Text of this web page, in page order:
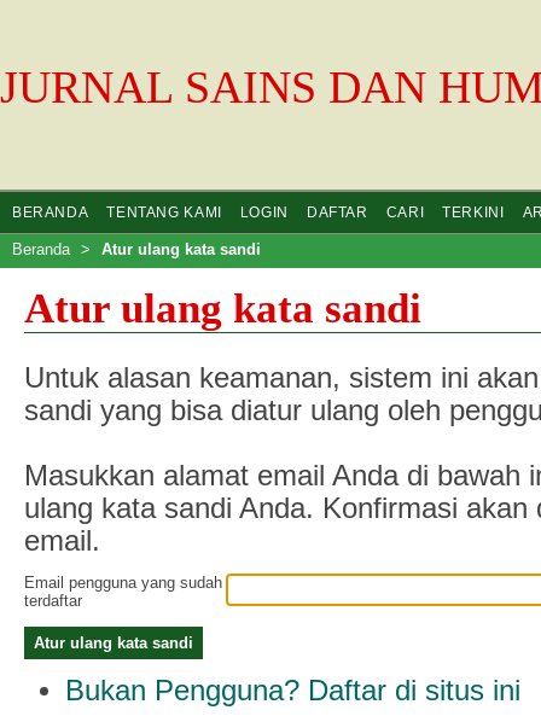
JURNAL SAINS DAN
BERANDA TENTANG KAMI LOGIN DAFTAR CARI TERKINI
Beranda > Atur ulang kata sandi
Atur ulang kata sandi
Untuk alasan keamanan, sistem ini
sandi yang bisa diatur ulang oleh
Masukkan alamat email Anda di bawah
ulang kata sandi Anda. Konfirmasi akan
email.
Email pengguna yang sudah
terdaftar
Bukan Pengguna? Daftar di situs ini